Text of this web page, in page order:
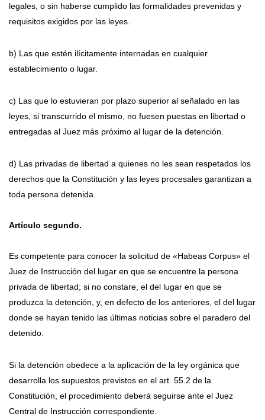
legales, o sin haberse cumplido las formalidades prevenidas y
requisitos exigidos por las leyes.
b) Las que estén ilícitamente internadas en cualquier
establecimiento o lugar.
c) Las que lo estuvieran por plazo superior al señalado en las
leyes, si transcurrido el mismo, no fuesen puestas en libertad o
entregadas al Juez más próximo al lugar de la detención.
d) Las privadas de libertad a quienes no les sean respetados los
derechos que la Constitución y las leyes procesales garantizan a
toda persona detenida.
Artículo segundo.
Es competente para conocer la solicitud de «Habeas Corpus» el
Juez de Instrucción del lugar en que se encuentre la persona
privada de libertad; si no constare, el del lugar en que se
produzca la detención, y, en defecto de los anteriores, el del lugar
donde se hayan tenido las últimas noticias sobre el paradero del
detenido.
Si la detención obedece a la aplicación de la ley orgánica que
desarrolla los supuestos previstos en el art. 55.2 de la
Constitución, el procedimiento deberá seguirse ante el Juez
Central de Instrucción correspondiente.